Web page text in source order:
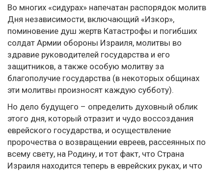
Во многих «сидурах» напечатан распорядок молитв
Дня независимости, включающий «Изкор»,
поминовение душ жертв Катастрофы и погибших
солдат Армии обороны Израиля, молитвы во
здравие руководителей государства и его
защитников, а также особую молитву за
благополучие государства (в некоторых общинах
эти молитвы произносят каждую субботу).
Но дело будущего – определить духовный облик
этого дня, который отразит и чудо воссоздания
еврейского государства, и осуществление
пророчества о возвращении евреев, рассеянных по
всему свету, на Родину, и тот факт, что Страна
Израиля находится теперь в еврейских руках, и что